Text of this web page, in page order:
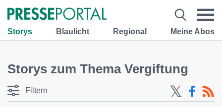
Storys Blaulicht Regional Meine Abos
Storys zum Thema Vergiftung
Filtern